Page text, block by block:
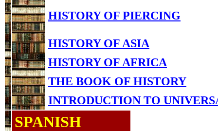
HISTORY OF PIERCING
HISTORY OF ASIA
HISTORY OF AFRICA
THE BOOK OF HISTORY
INTRODUCTION TO
SPANISH